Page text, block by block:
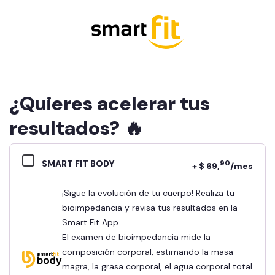
¿Quieres acelerar tus
resultados? 🔥
SMART FIT BODY + $ 69,90/mes
¡Sigue la evolución de tu cuerpo! Realiza tu
bioimpedancia y revisa tus resultados en la
Smart Fit App.
El examen de bioimpedancia mide la
composición corporal, estimando la masa
magra, la grasa corporal, el agua corporal total